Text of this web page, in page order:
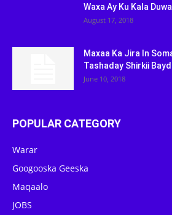
Waxa Ay Ku Kala
August 17, 2018
Maxaa Ka Jira In
Tashaday Shirkii
June 10, 2018
POPULAR CATEGORY
Warar
Googooska Geeska
Maqaalo
JOBS